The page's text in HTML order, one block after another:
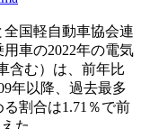
生労働省 認可
国軽自動車協会連
車の2022年の電気
含む）は、前年比
年以降、過去最多
割合は1.71％で前
た。